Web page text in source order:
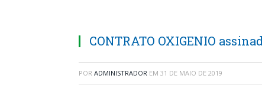
CONTRATO OXIGENIO
POR ADMINISTRADOR EM 31 DE MAIO DE 2019